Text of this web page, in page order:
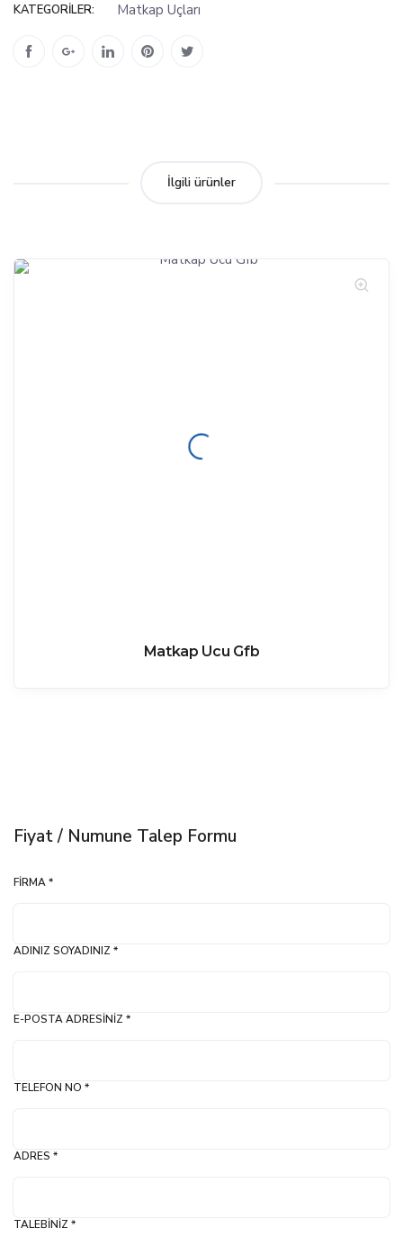
KATEGORILER: Matkap Uçları
İlgili ürünler
Matkap Ucu Gfb
Fiyat / Numune Talep Formu
FIRMA *
ADINIZ SOYADINIZ *
E-POSTA ADRESINIZ *
TELEFON NO *
ADRES *
TALEBINIZ *